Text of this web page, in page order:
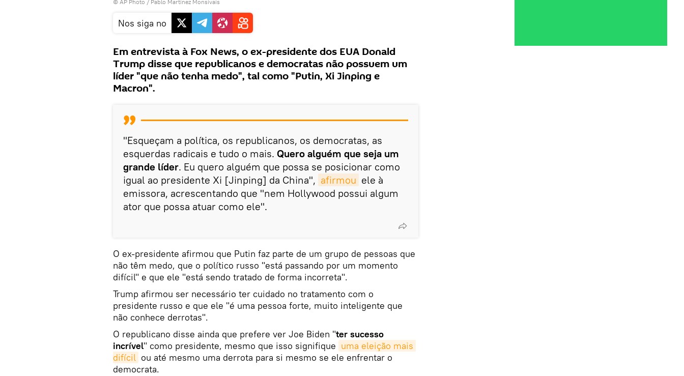
© AP Photo / Pablo Martinez Monsivais
Nos siga no
Em entrevista à Fox News, o ex-presidente dos EUA Donald
Trump disse que republicanos e democratas não possuem um
líder "que não tenha medo", tal como "Putin, Xi Jinping e
Macron".
"Esqueçam a política, os republicanos, os democratas, as
esquerdas radicais e tudo o mais. Quero alguém que seja um
grande líder. Eu quero alguém que possa se posicionar como
igual ao presidente Xi [Jinping] da China", afirmou ele à
emissora, acrescentando que "nem Hollywood possui algum
ator que possa atuar como ele".
O ex-presidente afirmou que Putin faz parte de um grupo de pessoas que
não têm medo, que o político russo "está passando por um momento
difícil" e que ele "está sendo tratado de forma incorreta".
Trump afirmou ser necessário ter cuidado no tratamento com o
presidente russo e que ele "é uma pessoa forte, muito inteligente que
não conhece derrotas".
O republicano disse ainda que prefere ver Joe Biden "ter sucesso
incrível" como presidente, mesmo que isso signifique uma eleição mais
difícil ou até mesmo uma derrota para si mesmo se ele enfrentar o
democrata.